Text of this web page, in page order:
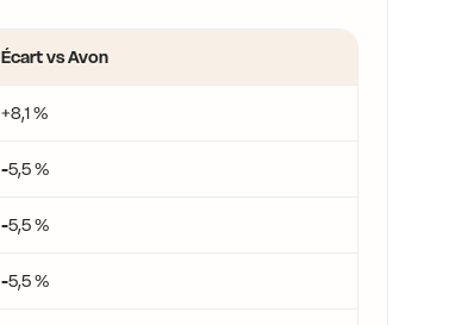
Écart vs Avon
+8,1 %
-5,5 %
-5,5 %
-5,5 %